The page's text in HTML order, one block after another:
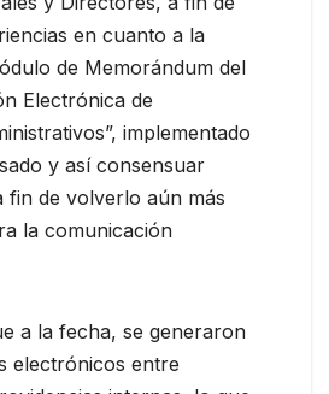
en cuanto a la
de Memorándum del
Electrónica de
implementado
y así consensuar
fin de volverlo aún más
la comunicación
a la fecha, se generaron
electrónicos entre